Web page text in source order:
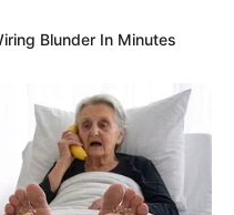
Blunder In Minutes